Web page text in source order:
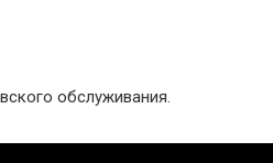
обслуживания.